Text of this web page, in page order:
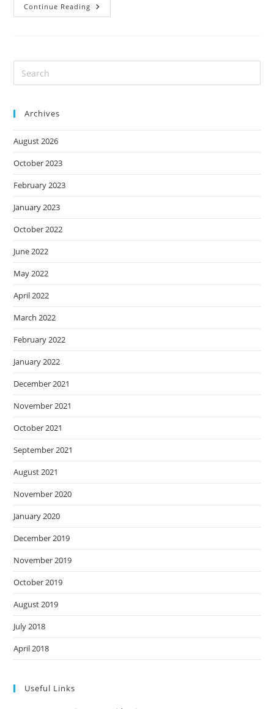
Continue Reading Penyelenggaraan
Vaksinasi
Bagi
SMA
Archives
August 2026
October 2023
February 2023
January 2023
October 2022
June 2022
May 2022
April 2022
March 2022
February 2022
January 2022
December 2021
November 2021
October 2021
September 2021
August 2021
November 2020
January 2020
December 2019
November 2019
October 2019
August 2019
July 2018
April 2018
Useful Links